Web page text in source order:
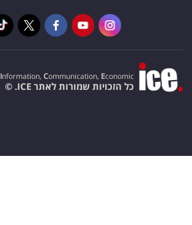
Information, Communication, Economic
כל הזכויות שמורות לאתר ICE. ©